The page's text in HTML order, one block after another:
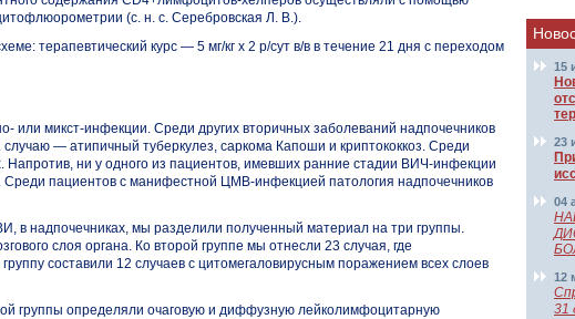
(с. н. с. Серебровская Л. В.).
терапевтический курс — 5 мг/кг х 2 р/сут в/в в течение 21 дня с переходом
или микст-инфекции. Среди других вторичных заболеваний надпочечников
— атипичный туберкулез, саркома Капоши и криптококкоз. Среди
ни у одного из пациентов, имевших ранние стадии ВИЧ-инфекции
Среди пациентов с манифестной ЦМВ-инфекцией патология надпочечников
в надпочечниках, мы разделили полученный материал на три группы.
слоя органа. Ко второй группе мы отнесли 23 случая, где
составили 12 случаев с цитомегаловирусным поражением всех слоев
группы определяли очаговую и диффузную лейколимфоцитарную
15
23
04
12
31